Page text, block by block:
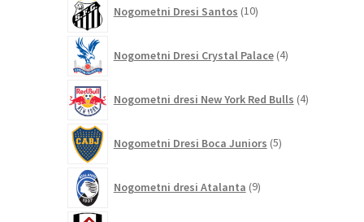
Nogometni Dresi Santos 10izdelkov
Nogometni Dresi Crystal Palace 4izdelki
Nogometni dresi New York Red Bulls 4izdelki
Nogometni Dresi Boca Juniors 5izdelkov
Nogometni dresi Atalanta 9izdelkov